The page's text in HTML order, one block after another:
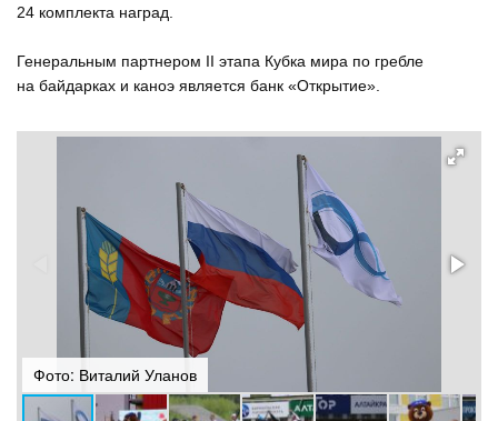
24 комплекта наград.
Генеральным партнером II этапа Кубка мира по гребле
на байдарках и каноэ является банк «Открытие».
Фото: Виталий Уланов